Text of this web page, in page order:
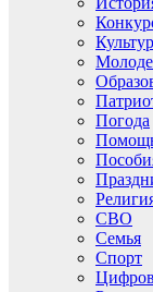
Погода
СВО
Семья
Спорт